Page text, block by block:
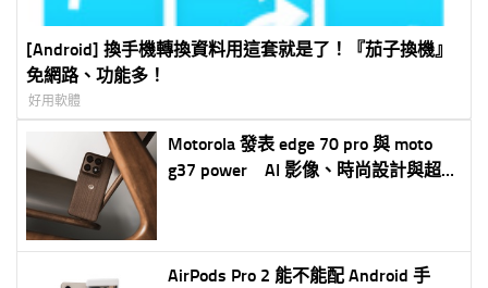
[Android] 換手機轉換資料用這套就是了！『茄子換機』
免網路、功能多！
好用軟體
Motorola 發表 edge 70 pro 與 moto
g37 power AI 影像、時尚設計與超長
AirPods Pro 2 能不能配 Android 手